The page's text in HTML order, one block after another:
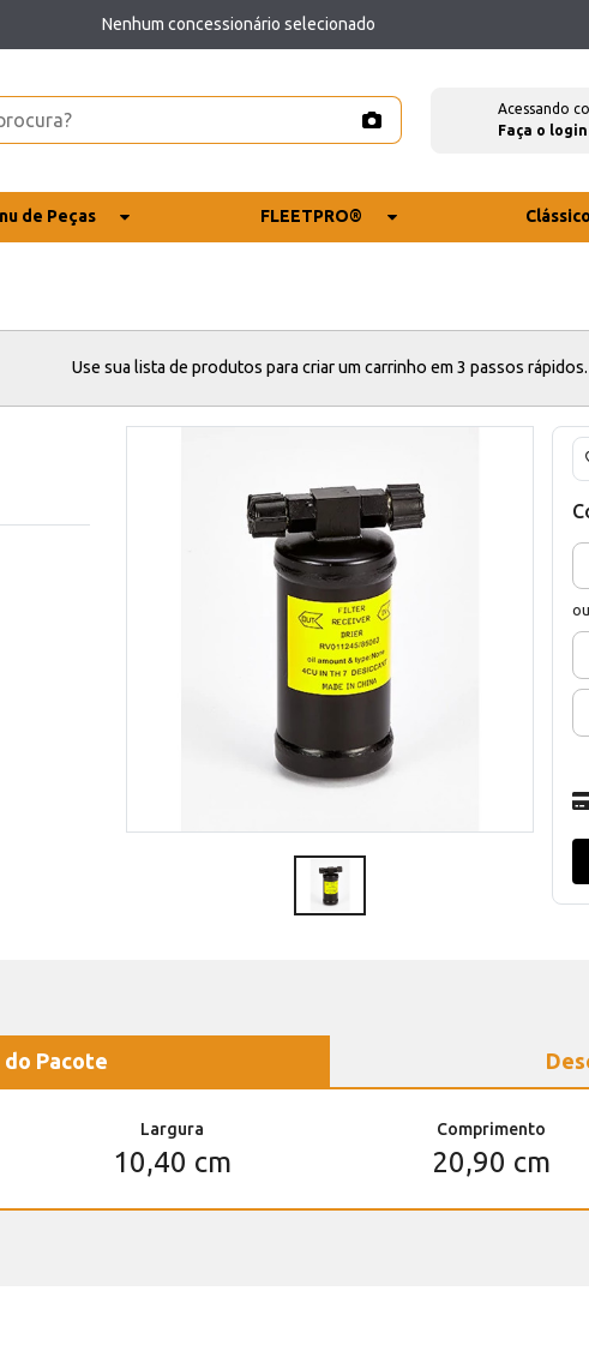
Nenhum concessionário selecionado
Acessando
Faça o login
de Peças FLEETPRO®
Use sua lista de produtos para criar um carrinho em 3 passos rápidos.
do Pacote
Largura
10,40 cm
Comprimento
20,90 cm